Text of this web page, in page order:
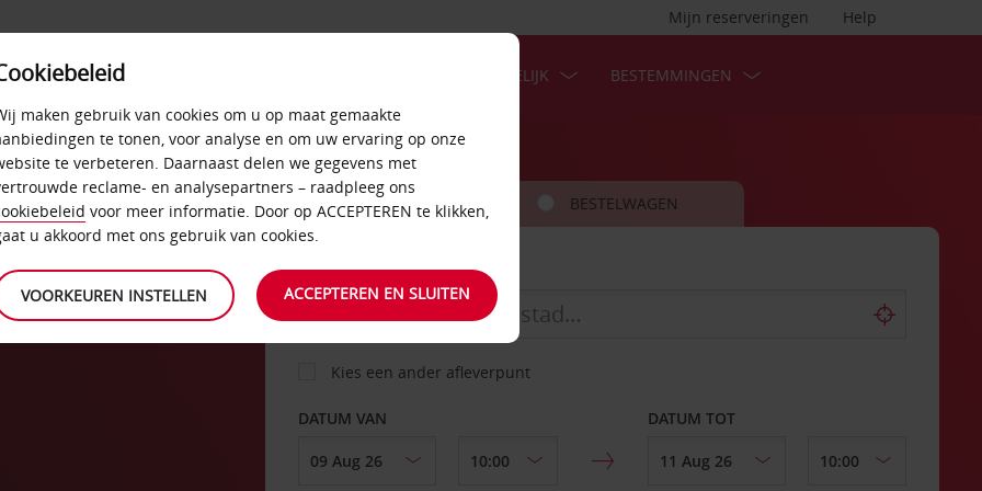
Help
Mijn reserveringen
ZAKELIJK BESTEMMINGEN
AUTO BESTELWAGEN
OPHALEN OP
Kies een ander afleverpunt
DATUM VAN DATUM TOT
maken gebruik van cookies om u op maat gemaakte
te tonen, voor analyse en om uw ervaring op onze
te verbeteren. Daarnaast delen we gegevens met
reclame- en analysepartners – raadpleeg ons
voor meer informatie. Door op ACCEPTEREN te klikken,
u akkoord met ons gebruik van cookies.
VOORKEUREN INSTELLEN ACCEPTEREN EN SLUITEN